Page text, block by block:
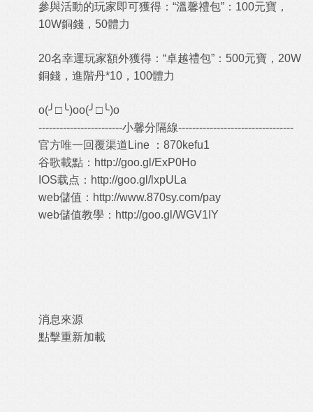
參與活動的玩家即可獲得：“溫馨禮包”：100元寶，
10W銅錢，50體力
20名幸運玩家額外獲得：“卓越禮包”：500元寶，20W
銅錢，進階丹*10，100體力
o(╯□╰)oo(╯□╰)o
------------------------小馨分隔線---------------------------------
官方唯一回覆渠道Line ：870kefu1
谷歌載點： http://goo.gl/ExP0Ho
IOS载点： http://goo.gl/lxpULa
web儲值： http://www.870sy.com/pay
web儲值教學： http://goo.gl/WGV1IY
消息來源
點擊重新加載